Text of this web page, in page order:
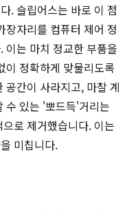
. 슬립어스는 바로 이 점
장자리를 컴퓨터 제어 정
이는 마치 정교한 부품을
이 정확하게 맞물리도록
공간이 사라지고, 마찰 계
수 있는 '뽀드득'거리는
로 제거했습니다. 이는
미칩니다.